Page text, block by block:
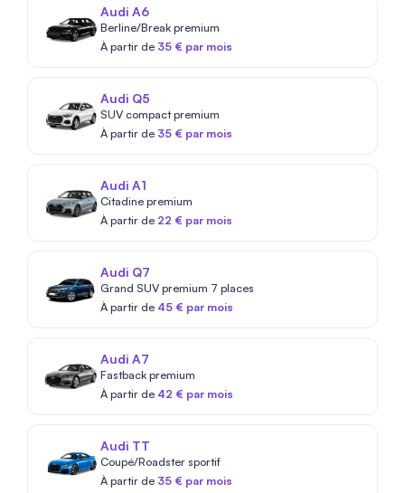
Audi A6
Berline/Break premium
À partir de 35 € par mois
Audi Q5
SUV compact premium
À partir de 35 € par mois
Audi A1
Citadine premium
À partir de 22 € par mois
Audi Q7
Grand SUV premium 7 places
À partir de 45 € par mois
Audi A7
Fastback premium
À partir de 42 € par mois
Audi TT
Coupé/Roadster sportif
À partir de 35 € par mois